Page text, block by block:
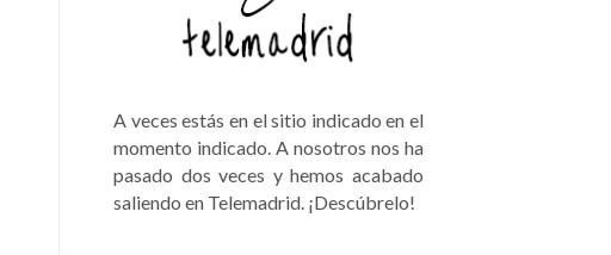
A veces estás en el sitio indicado en el
momento indicado. A nosotros nos ha
pasado dos veces y hemos acabado
saliendo en Telemadrid. ¡Descúbrelo!